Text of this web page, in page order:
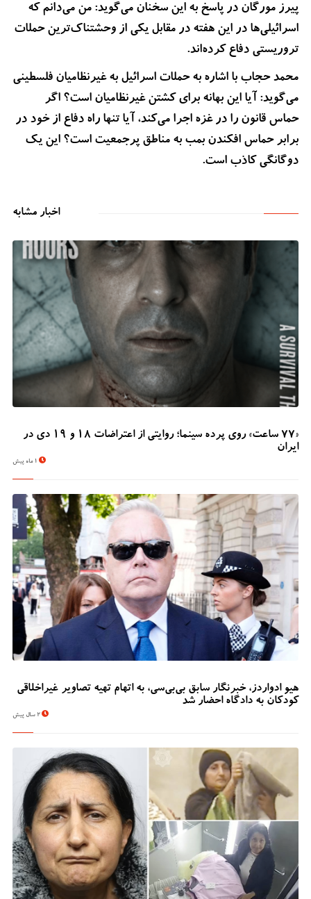
پیرز مورگان در پاسخ به این سخنان می‌گوید: من می‌دانم که
اسرائیلی‌ها در این هفته در مقابل یکی از وحشتناک‌ترین حملات
تروریستی دفاع کرده‌اند.
محمد حجاب با اشاره به حملات اسرائیل به غیرنظامیان فلسطینی
می‌گوید: آیا این بهانه برای کشتن غیرنظامیان است؟ اگر
حماس قانون را در غزه اجرا می‌کند، آیا تنها راه دفاع از خود در
برابر حماس افکندن بمب به مناطق پرجمعیت است؟ این یک
دوگانگی کاذب است.
اخبار مشابه
«۷۷ ساعت» روی پرده سینما؛ روایتی از اعتراضات ۱۸ و ۱۹ دی در
ایران
هیو ادواردز، خبرنگار سابق بی‌بی‌سی، به اتهام تهیه تصاویر غیراخلاقی
کودکان به دادگاه احضار شد
2 سال پیش